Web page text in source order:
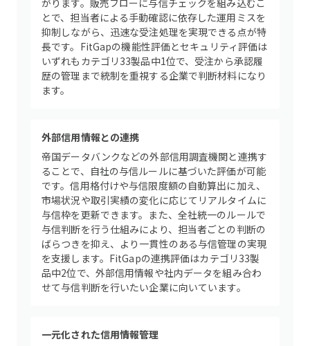
がります。販売フローに与信チェックを組み込むこ
とで、担当者による手動確認に依存した運用ミスを
抑制しながら、迅速な受注処理を実現できる点が特
長です。FitGapの機能性評価とセキュリティ評価は
いずれもカテゴリ33製品中1位で、受注から承認履
歴の管理まで統制を重視する企業で判断材料になり
ます。
外部信用情報との連携
帝国データバンクなどの外部信用調査機関と連携す
ることで、自社の与信ルールに基づいた評価が可能
です。信用格付けや与信限度額の自動算出に加え、
市場状況や取引実績の変化に応じてリアルタイムに
与信枠を更新できます。また、全社統一のルールで
与信判断を行う仕組みにより、担当者ごとの判断の
ばらつきを抑え、より一貫性のある与信管理の実現
を支援します。FitGapの連携評価はカテゴリ33製
品中2位で、外部信用情報や社内データを組み合わ
せて与信判断を行いたい企業に向いています。
一元化された信用情報管理